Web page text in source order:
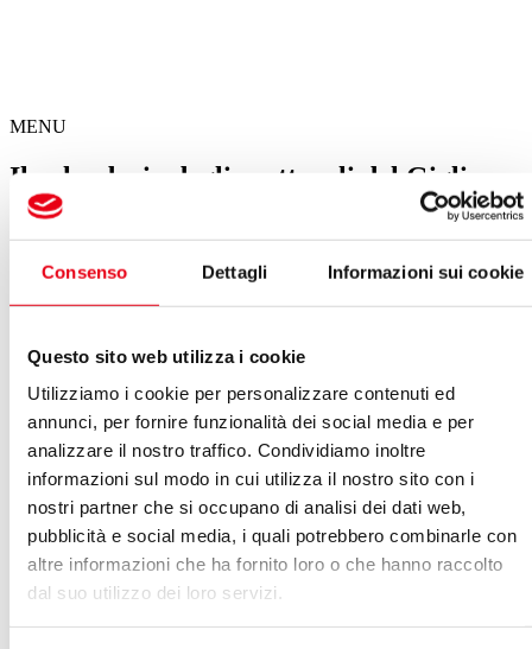
Consenso Dettagli Informazioni sui cookie
Questo sito web utilizza i cookie
Utilizziamo i cookie per personalizzare contenuti ed
annunci, per fornire funzionalità dei social media e per
analizzare il nostro traffico. Condividiamo inoltre
informazioni sul modo in cui utilizza il nostro sito con i
nostri partner che si occupano di analisi dei dati web,
pubblicità e social media, i quali potrebbero combinarle con
altre informazioni che ha fornito loro o che hanno raccolto
dal suo utilizzo dei loro servizi.
MENU
Il calendario degli spettacoli del Giglio
Il Giglio sotto le stelle a Palazzo Pfanner
05 agosto 2026 21:30
VEDI ARCHIVIO SPETTACOLI
Luglio 2026
Vedi:
Calendario Lista
LUN MAR MER GIO VEN SAB DOM
29
30 01 02 03 04
05
06
07 08 09 10 11